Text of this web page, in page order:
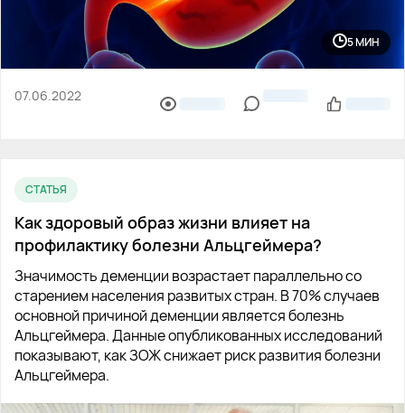
5 МИН
07.06.2022
СТАТЬЯ
Как здоровый образ жизни влияет на
профилактику болезни Альцгеймера?
Значимость деменции возрастает параллельно со
старением населения развитых стран. В 70% случаев
основной причиной деменции является болезнь
Альцгеймера. Данные опубликованных исследований
показывают, как ЗОЖ снижает риск развития болезни
Альцгеймера.